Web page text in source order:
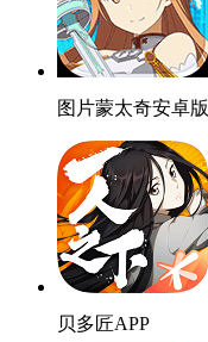
图片蒙太奇安卓版
贝多匠APP